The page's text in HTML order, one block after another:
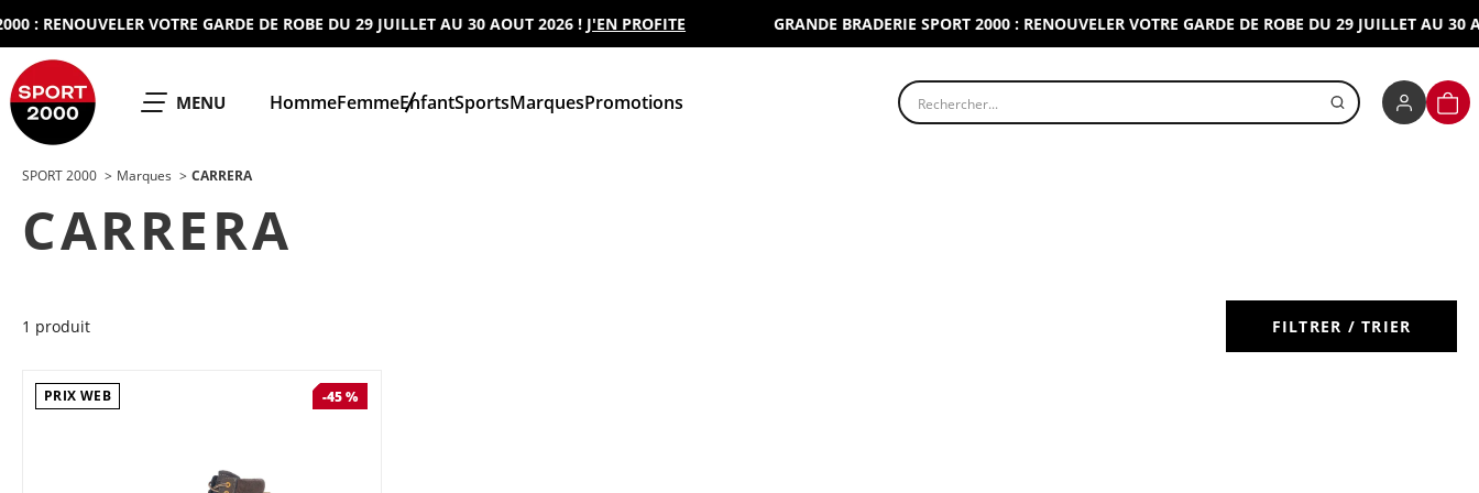
: RENOUVELER VOTRE GARDE DE ROBE DU 29 JUILLET AU 30 AOUT 2026 !J'EN PROFITE GRANDE BRADERIE SPORT 2000 : RENOUVELER VOTRE GARDE DE ROBE DU 29 JUILLET AU 30
OUVRIR LE
MENU HommeFemmeEnfantSportsMarquesPromotions Rechercher un produit
SPORT 2000 Marques CARRERA
CARRERA
1 produit FILTRER / TRIER
PRIX WEB -45 %